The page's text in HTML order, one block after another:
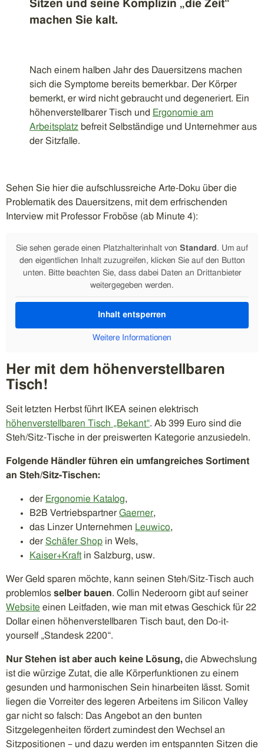
Sitzen und seine Komplizin „die Zeit“
machen Sie kalt.
Nach einem halben Jahr des Dauersitzens machen
sich die Symptome bereits bemerkbar. Der Körper
bemerkt, er wird nicht gebraucht und degeneriert. Ein
höhenverstellbarer Tisch und Ergonomie am
Arbeitsplatz befreit Selbständige und Unternehmer aus
der Sitzfalle.
Sehen Sie hier die aufschlussreiche Arte-Doku über die
Problematik des Dauersitzens, mit dem erfrischenden
Interview mit Professor Froböse (ab Minute 4):
Sie sehen gerade einen Platzhalterinhalt von Standard . Um auf
den eigentlichen Inhalt zuzugreifen, klicken Sie auf den Button
unten. Bitte beachten Sie, dass dabei Daten an Drittanbieter
weitergegeben werden.
Inhalt entsperren
Weitere Informationen
Her mit dem höhenverstellbaren
Tisch!
Seit letzten Herbst führt IKEA seinen elektrisch
höhenverstellbaren Tisch „Bekant“. Ab 399 Euro sind die
Steh/Sitz-Tische in der preiswerten Kategorie anzusiedeln.
Folgende Händler führen ein umfangreiches Sortiment
an Steh/Sitz-Tischen:
der Ergonomie Katalog,
B2B Vertriebspartner Gaerner,
das Linzer Unternehmen Leuwico,
der Schäfer Shop in Wels,
Kaiser+Kraftin Salzburg, usw.
Wer Geld sparen möchte, kann seinen Steh/Sitz-Tisch auch
problemlos selber bauen. Collin Nederoorn gibt auf seiner
Website einen Leitfaden, wie man mit etwas Geschick für 22
Dollar einen höhenverstellbaren Tisch baut, den Do-it-
yourself „Standesk 2200“.
Nur Stehen ist aber auch keine Lösung, die Abwechslung
ist die würzige Zutat, die alle Körperfunktionen zu einem
gesunden und harmonischen Sein hinarbeiten lässt. Somit
liegen die Vorreiter des legeren Arbeitens im Silicon Valley
gar nicht so falsch: Das Angebot an den bunten
Sitzgelegenheiten fördert zumindest den Wechsel an
Sitzpositionen – und dazu werden im entspannten Sitzen die